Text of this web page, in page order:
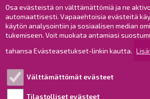
Osa evästeistä on välttämättömiä ja ne
automaattisesti. Vapaaehtoisia evästeitä
käytön analysointiin ja sosiaalisen median
tukemiseen. Voit muokata antamiasi
tahansa Evästeasetukset-linkin kautta.
Välttämättömät evästeet
Tilastolliset evästeet
Raahe LinkedInissä
Raahe YouTubessa
Esityslistat ja pöytäkirjat
Viranhaltijapäätökset